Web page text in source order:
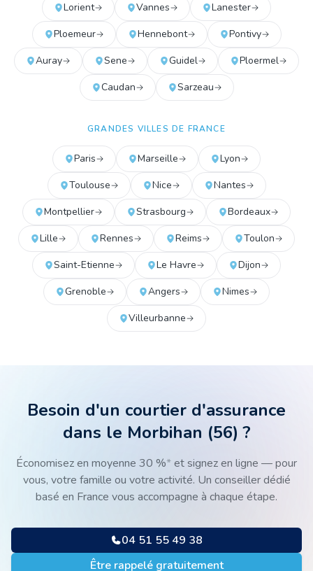
Lorient Vannes
Lanester
Ploemeur
Hennebont
Pontivy
Auray
Sene Guidel
Ploermel
Caudan
Sarzeau
GRANDES VILLES DE FRANCE
Paris Marseille
Lyon
Toulouse
Nice
Nantes
Montpellier
Strasbourg
Bordeaux
Lille
Rennes Reims
Toulon
Saint-Etienne
Le Havre
Dijon
Grenoble
Angers
Nimes
Villeurbanne
Besoin d'un courtier d'assurance
dans le Morbihan (56) ?
Économisez en moyenne 30 %*et signez en ligne — pour
vous, votre famille ou votre activité. Un conseiller dédié
basé en France vous accompagne à chaque étape.
04 51 55 49 38
Être rappelé gratuitement